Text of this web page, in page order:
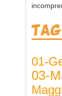
01-
03-